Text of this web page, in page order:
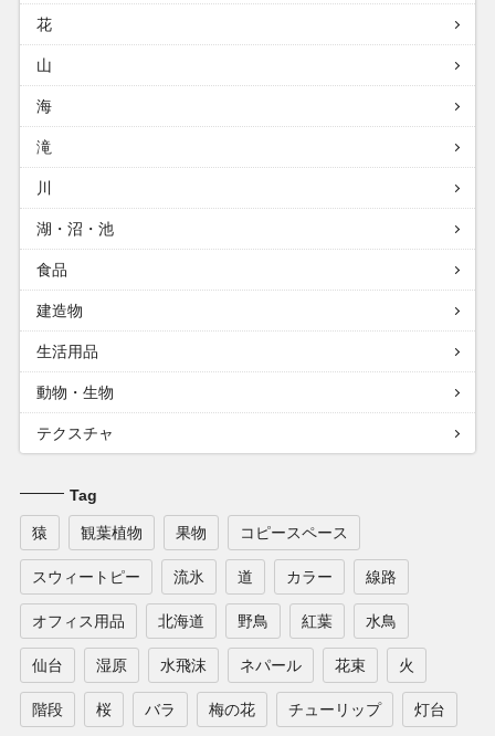
花
山
海
滝
川
湖・沼・池
食品
建造物
生活用品
動物・生物
テクスチャ
Tag
猿 観葉植物 果物 コピースペース
スウィートピー 流氷 道 カラー 線路
オフィス用品 北海道 野鳥 紅葉 水鳥
仙台 湿原 水飛沫 ネパール 花束 火
階段 桜 バラ 梅の花 チューリップ 灯台